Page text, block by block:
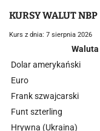
KURSY WALUT NBP
Kurs z dnia: 7 sierpnia 2026
Waluta
Dolar amerykański
Euro
Frank szwajcarski
Funt szterling
Hrywna (Ukraina)